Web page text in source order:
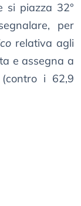
si piazza 32°
per
relativa agli
e assegna a
i 62,9